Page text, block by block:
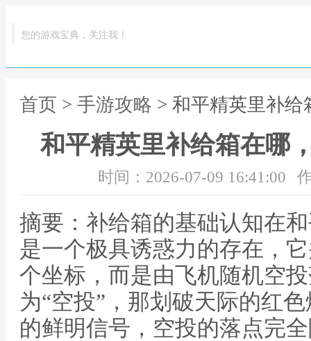
您的游戏宝典，关注我！
首页 > 手游攻略 > 和平精英里补
和平精英里补给箱在哪
时间：2026-07-09 16:41:00
摘要：补给箱的基础认知在
是一个极具诱惑力的存在，
个坐标，而是由飞机随机空
为“空投”，那划破天际的红
的鲜明信号，空投的落点完